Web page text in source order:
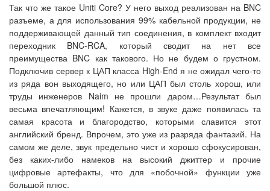
Так что же такое Uniti Core? У него выход реализован на BNC
разъеме, а для использования 99% кабельной продукции, не
поддерживающей данный тип соединения, в комплект входит
переходник BNC-RCA, который сводит на нет все
преимущества BNC как такового. Но не будем о грустном.
Подключив сервер к ЦАП класса High-End я не ожидал чего-то
из ряда вон выходящего, но или ЦАП был столь хорош, или
труды инженеров Naim не прошли даром…Результат был
весьма впечатляющим! Кажется, в звуке даже появилась та
самая красота и благородство, которыми славится этот
английский бренд. Впрочем, это уже из разряда фантазий. На
самом же деле, звук предельно чист и хорошо сфокусирован,
без каких-либо намеков на высокий джиттер и прочие
цифровые артефакты, что для «побочной» функции уже
большой плюс.